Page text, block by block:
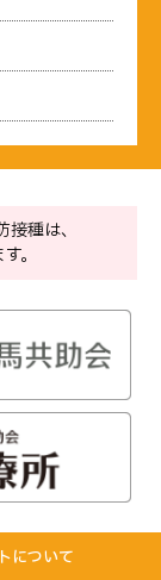
種は、
。
について